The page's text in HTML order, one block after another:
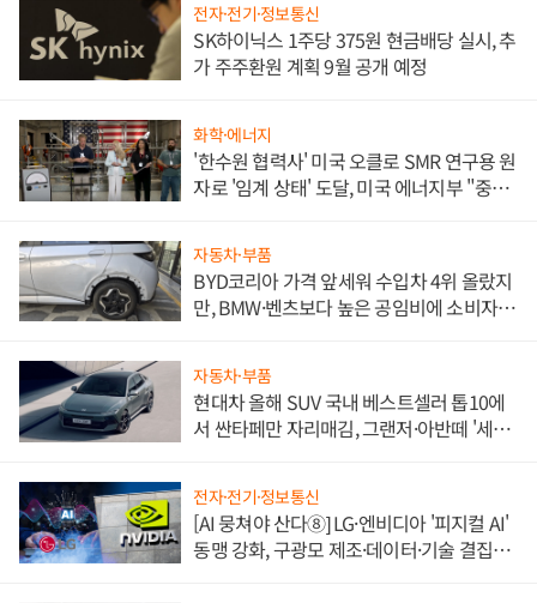
전자·전기·정보통신
SK하이닉스 1주당 375원 현금배당 실시, 추
가 주주환원 계획 9월 공개 예정
화학·에너지
'한수원 협력사' 미국 오클로 SMR 연구용 원
자로 '임계 상태' 도달, 미국 에너지부 "중요
자동차·부품
BYD코리아 가격 앞세워 수입차 4위 올랐지
만, BMW·벤츠보다 높은 공임비에 소비자
자동차·부품
현대차 올해 SUV 국내 베스트셀러 톱10에
서 싼타페만 자리매김, 그랜저·아반떼 '세단
전자·전기·정보통신
[AI 뭉쳐야 산다⑧] LG·엔비디아 '피지컬 AI'
동맹 강화, 구광모 제조·데이터·기술 결집